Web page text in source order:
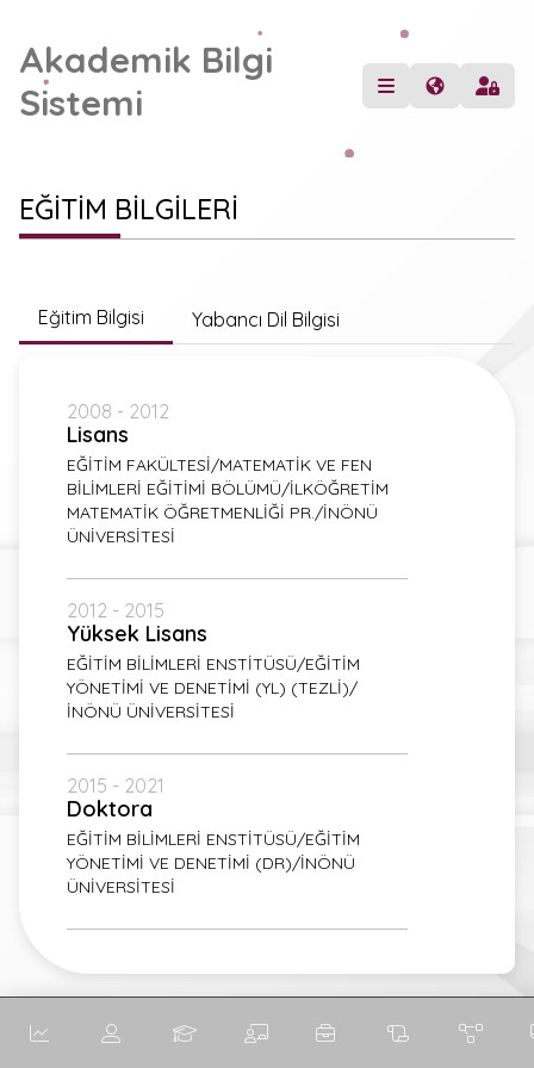
Akademik Bilgi
Sistemi
EĞİTİM BİLGİLERİ
Eğitim Bilgisi Yabancı Dil Bilgisi
2008 - 2012
Lisans
EĞİTİM FAKÜLTESİ/MATEMATİK VE FEN
BİLİMLERİ EĞİTİMİ BÖLÜMÜ/İLKÖĞRETİM
MATEMATİK ÖĞRETMENLİĞİ PR./İNÖNÜ
ÜNİVERSİTESİ
2012 - 2015
Yüksek Lisans
EĞİTİM BİLİMLERİ ENSTİTÜSÜ/EĞİTİM
YÖNETİMİ VE DENETİMİ (YL) (TEZLİ)/
İNÖNÜ ÜNİVERSİTESİ
2015 - 2021
Doktora
EĞİTİM BİLİMLERİ ENSTİTÜSÜ/EĞİTİM
YÖNETİMİ VE DENETİMİ (DR)/İNÖNÜ
ÜNİVERSİTESİ
İngilizce